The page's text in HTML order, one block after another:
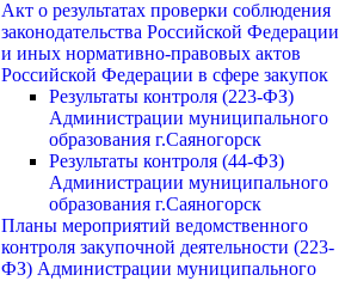
Акт о результатах проверки соблюдения
законодательства Российской Федерации
и иных нормативно-правовых актов
Российской Федерации в сфере закупок
Результаты контроля (223-ФЗ)
Администрации муниципального
образования г.Саяногорск
Результаты контроля (44-ФЗ)
Администрации муниципального
образования г.Саяногорск
Планы мероприятий ведомственного
контроля закупочной деятельности (223-
ФЗ) Администрации муниципального